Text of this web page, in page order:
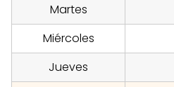
Martes
Miércoles
Jueves